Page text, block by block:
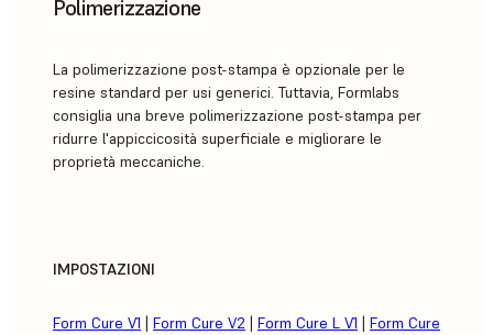
Polimerizzazione
La polimerizzazione post-stampa è opzionale per le
resine standard per usi generici. Tuttavia, Formlabs
consiglia una breve polimerizzazione post-stampa per
ridurre l'appiccicosità superficiale e migliorare le
proprietà meccaniche.
IMPOSTAZIONI
Form Cure V1 | Form Cure V2 | Form Cure L V1 | Form Cure